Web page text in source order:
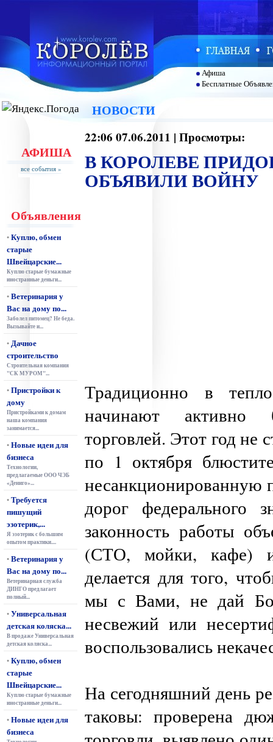
Афиша
Бесплатные
АФИША
все события »
Объявления
•Куплю, обмен
старые
Швейцарские...
Куплю старые бумажные
иностранные деньги...
•Ветеринария у
Вас на дому по...
Заболел питомец? Не беда.
Вызывайте и...
•Дачное
строительство
Строительная компания
"СК МУРОМ"...
•Пристройки к
дому
Пристройками к домам
наша компания
занимается...
•Новые идеи для
бизнеса
Технологии,
предлагаемые ООО ЧЭБ
«Дениго»...
•Требуется
пишущий
эзотерик,...
Я эзотерик с большим
опытом практики....
•Ветеринария у
Вас на дому по...
Ветеринарная служба
ДИНГО предлагает
полный...
•Универсальная
детская коляска...
В продаже Универсальная
детская коляска...
•Куплю, обмен
старые
Швейцарские...
Куплю старые бумажные
иностранные деньги...
•Новые идеи для
бизнеса
НОВОСТИ
22:06 07.06.2011 | Просмотры:
В КОРОЛЕВЕ
ОБЪЯВИЛИ ВОЙНУ
Традиционно в
начинают активно
торговлей. Этот год не
по 1 октября
несанкционированную
дорог федерального
законность работы
(СТО, мойки, кафе)
делается для того,
мы с Вами, не дай
несвежий или
воспользовались
На сегодняшний день
таковы: проверена